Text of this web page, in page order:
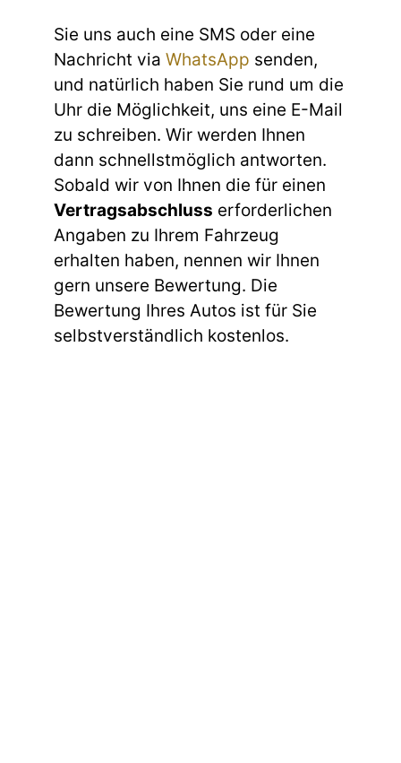
Sie uns auch eine SMS oder eine
Nachricht via WhatsApp senden,
und natürlich haben Sie rund um die
Uhr die Möglichkeit, uns eine E-Mail
zu schreiben. Wir werden Ihnen
dann schnellstmöglich antworten.
Sobald wir von Ihnen die für einen
Vertragsabschluss erforderlichen
Angaben zu Ihrem Fahrzeug
erhalten haben, nennen wir Ihnen
gern unsere Bewertung. Die
Bewertung Ihres Autos ist für Sie
selbstverständlich kostenlos.